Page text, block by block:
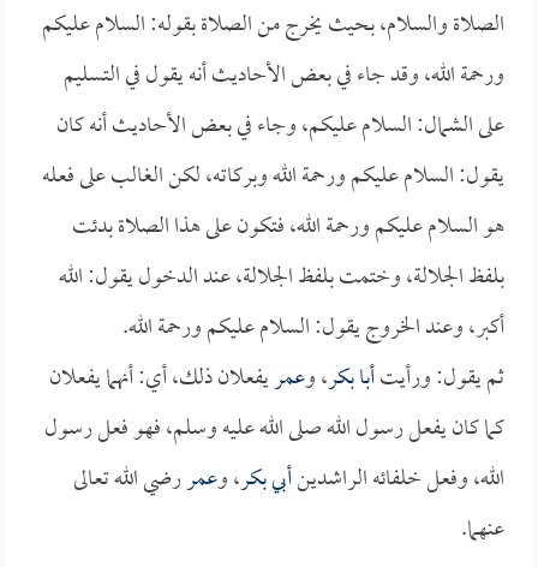
الصلاة والسلام، بحيث يخرج من الصلاة بقوله: السلام عليكم
ورحمة الله، وقد جاء في بعض الأحاديث أنه يقول في التسليم
على الشمال: السلام عليكم، وجاء في بعض الأحاديث أنه كان
يقول: السلام عليكم ورحمة الله وبركاته، لكن الغالب على فعله
هو السلام عليكم ورحمة الله، فتكون على هذا الصلاة بدئت
بلفظ الجلالة، وختمت بلفظ الجلالة، عند الدخول يقول: الله
أكبر، وعند الخروج يقول: السلام عليكم ورحمة الله.
ثم يقول: ورأيتأبا بكر، وعمريفعلان ذلك، أي: أنهما يفعلان
كما كان يفعل رسول الله صلى الله عليه وسلم، فهو فعل رسول
الله، وفعل خلفائه الراشدينأبي بكر، وعمررضي الله تعالى
عنهما.